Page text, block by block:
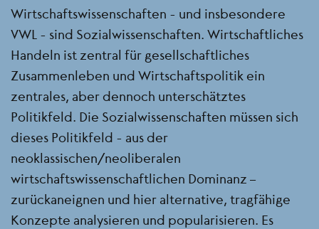
Wirtschaftswissenschaften - und insbesondere
VWL - sind Sozialwissenschaften. Wirtschaftliches
Handeln ist zentral für gesellschaftliches
Zusammenleben und Wirtschaftspolitik ein
zentrales, aber dennoch unterschätztes
Politikfeld. Die Sozialwissenschaften müssen sich
dieses Politikfeld - aus der
neoklassischen/neoliberalen
wirtschaftswissenschaftlichen Dominanz –
zurückaneignen und hier alternative, tragfähige
Konzepte analysieren und popularisieren. Es